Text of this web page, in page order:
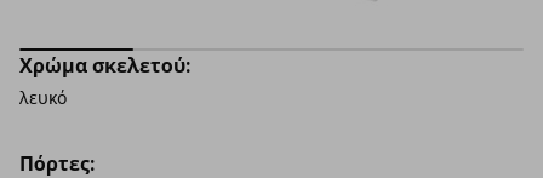
Χρώμα σκελετού:
λευκό
Πόρτες: